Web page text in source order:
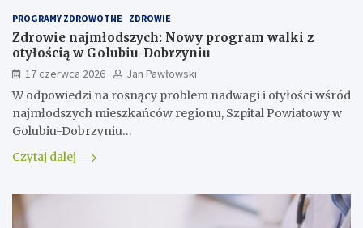
PROGRAMY ZDROWOTNE ZDROWIE
Zdrowie najmłodszych: Nowy program walki z
otyłością w Golubiu-Dobrzyniu
17 czerwca 2026
Jan Pawłowski
W odpowiedzi na rosnący problem nadwagi i otyłości wśród
najmłodszych mieszkańców regionu, Szpital Powiatowy w
Golubiu-Dobrzyniu…
Czytaj dalej